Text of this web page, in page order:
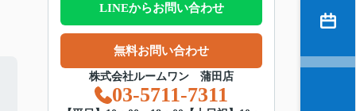
LINEからお問い合わせ
無料お問い合わせ
株式会社ルームワン 蒲田店
03-5711-7311